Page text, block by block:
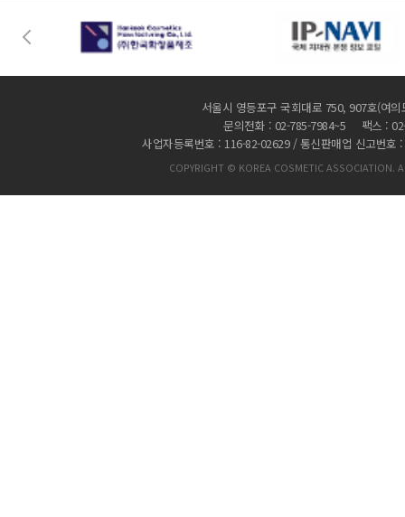
서울시 영등포구 국회대로 750, 907호(여
문의전화 : 02-785-7984~5 팩스 :
사업자등록번호 : 116-82-02629 / 통신판매업 신고번호
COPYRIGHT © KOREA COSMETIC ASSOCIATION.